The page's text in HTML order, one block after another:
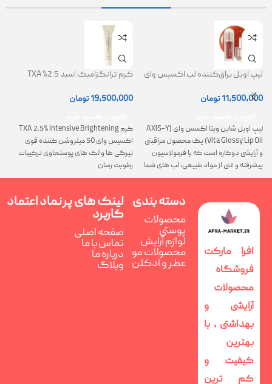
لیپ اویل براق‌کننده لب اکسیس وای
11,500,000تومان
لیپ اویل شاین ویتا اکسس وای (AXIS-Y
Vita Glossy Lip Oil) یک محصول مراقبتی
و آرایشی دوکاره است که با فرمولاسیون
پیشرفته و غنی از مواد طبیعی، لب های شما
را همزمان ترمیم، تغذیه و فوق العاده
کرم ترانگزامیک اسید 2.5% TXA
19,500,000تومان
کرم TXA 2.5% Intensive Brightening
اکسیس وای 50 میلروشن کننده قوی
تیرگی ها و لک های پوستحاوی ترکیبات
رطوبت رسان
افرا مارکت
فروشگاه
محصولات
آرایشی و
بهداشتی ، با
بهترین
کیفیت و
کم ترین
دسته بندی
محصولات
پوستی
لوازم آرایش
محصولات مو
عطر و ادکلن
لینک های پر
کاربرد
صفحه اصلی
تماس با ما
درباره ما
وبلاگ
نماد اعتماد